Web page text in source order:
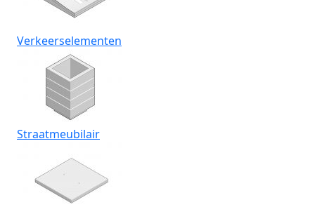
Verkeerselementen
Straatmeubilair